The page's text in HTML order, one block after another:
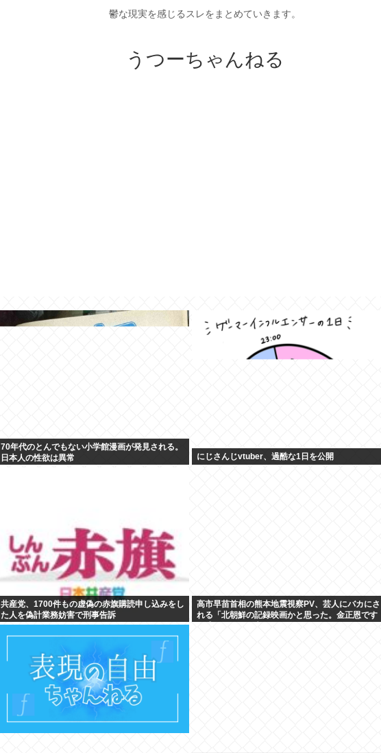
鬱な現実を感じるスレをまとめていきます。
うつーちゃんねる
70年代のとんでもない小学館漫画が発見される。
日本人の性欲は異常
にじさんじvtuber、過酷な1日を公開
共産党、1700件もの虚偽の赤旗購読申し込みをし
た人を偽計業務妨害で刑事告訴
高市早苗首相の熊本地震視察PV、芸人にバカにさ
れる「北朝鮮の記録映画かと思った。金正恩です